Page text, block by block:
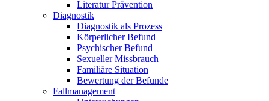
Literatur Prävention
Diagnostik
Diagnostik als Prozess
Körperlicher Befund
Psychischer Befund
Sexueller Missbrauch
Familiäre Situation
Bewertung der Befunde
Fallmanagement